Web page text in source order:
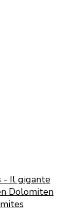
- Il gigante
Dolomiten